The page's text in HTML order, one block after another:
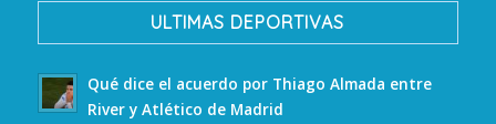
ULTIMAS DEPORTIVAS
Qué dice el acuerdo por Thiago Almada entre
River y Atlético de Madrid